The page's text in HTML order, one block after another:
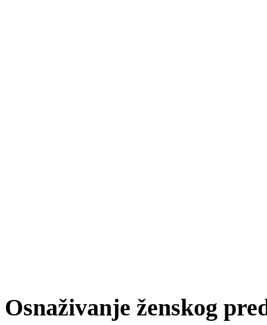
Osnaživanje ženskog